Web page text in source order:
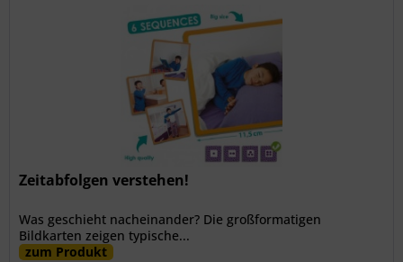
Zeitabfolgen verstehen!
Was geschieht nacheinander? Die großformatigen
Bildkarten zeigen typische...
zum Produkt